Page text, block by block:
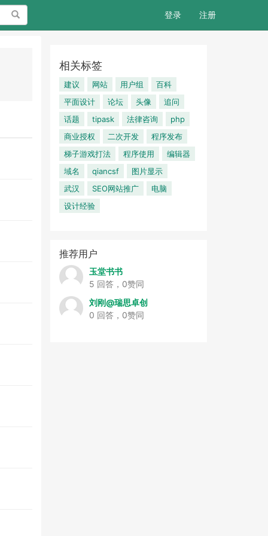
搜索 登录 注册
相关标签
建议 网站 用户组
百科
平面设计
论坛 头像
追问
话题
tipask 法律咨询
php
商业授权
二次开发
程序发布
梯子游戏打法
程序使用
编辑器
域名
qiancsf
图片显示
武汉
SEO网站推广
电脑
设计经验
推荐用户
玉堂书书
5 回答，0赞同
刘刚@瑞思卓创
0 回答，0赞同